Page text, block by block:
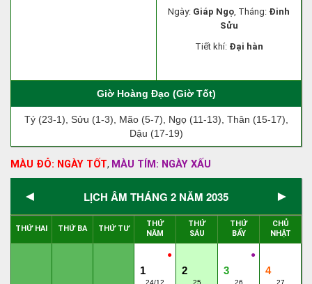
Ngày: Giáp Ngọ, Tháng: Đinh
Sửu
Tiết khí: Đại hàn
Giờ Hoàng Đạo (Giờ Tốt)
Tý (23-1), Sửu (1-3), Mão (5-7), Ngọ (11-13), Thân (15-17),
Dậu (17-19)
MÀU ĐỎ: NGÀY TỐT, MÀU TÍM: NGÀY XẤU
◄ LỊCH ÂM THÁNG 2 NĂM 2035 ►
THỨ HAI THỨ BA THỨ TƯ
THỨ
NĂM
THỨ
SÁU
THỨ
BẨY
CHỦ
NHẬT
●
1
24/12
2
25
●
3
26
4
27